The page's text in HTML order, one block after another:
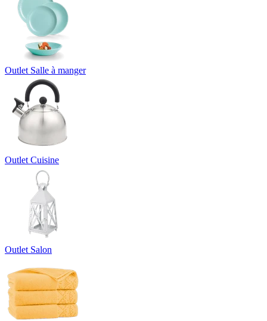
Outlet Salle à manger
Outlet Cuisine
Outlet Salon